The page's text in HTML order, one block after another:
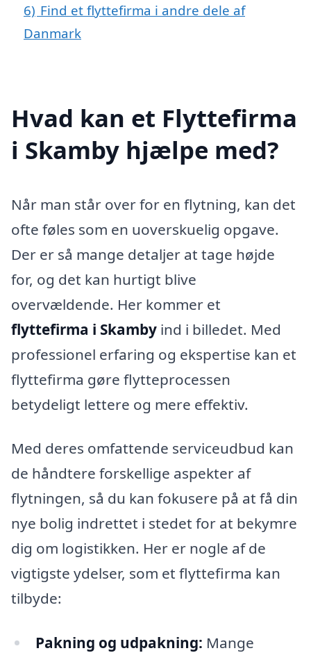
6) Find et flyttefirma i andre dele af
Danmark
Hvad kan et Flyttefirma
i Skamby hjælpe med?
Når man står over for en flytning, kan det
ofte føles som en uoverskuelig opgave.
Der er så mange detaljer at tage højde
for, og det kan hurtigt blive
overvældende. Her kommer et
flyttefirma i Skamby ind i billedet. Med
professionel erfaring og ekspertise kan et
flyttefirma gøre flytteprocessen
betydeligt lettere og mere effektiv.
Med deres omfattende serviceudbud kan
de håndtere forskellige aspekter af
flytningen, så du kan fokusere på at få din
nye bolig indrettet i stedet for at bekymre
dig om logistikken. Her er nogle af de
vigtigste ydelser, som et flyttefirma kan
tilbyde:
Pakning og udpakning: Mange